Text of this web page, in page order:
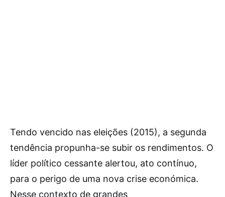
Tendo vencido nas eleições (2015), a segunda
tendência propunha-se subir os rendimentos. O
líder político cessante alertou, ato contínuo,
para o perigo de uma nova crise económica.
Nesse contexto de grandes